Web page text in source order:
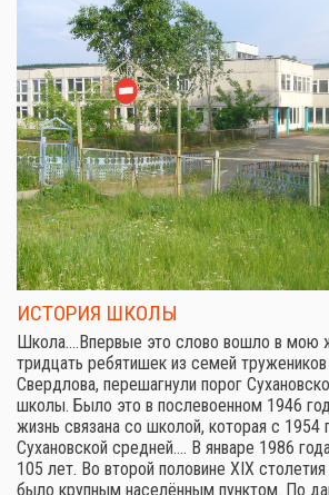
ИСТОРИЯ ШКОЛЫ
Школа.…Впервые это слово вошло в мою
тридцать ребятишек из семей
Свердлова, перешагнули порог
школы. Было это в послевоенном 1946
жизнь связана со школой, которая с 1954
Сухановской средней.… В январе 1986
105 лет. Во второй половине XIX
было крупным населённым пунктом. По